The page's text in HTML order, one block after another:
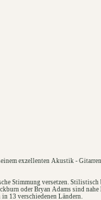
exzellenten Akustik -
Stimmung versetzen.
oder Bryan Adams sind
13 verschiedenen Ländern.